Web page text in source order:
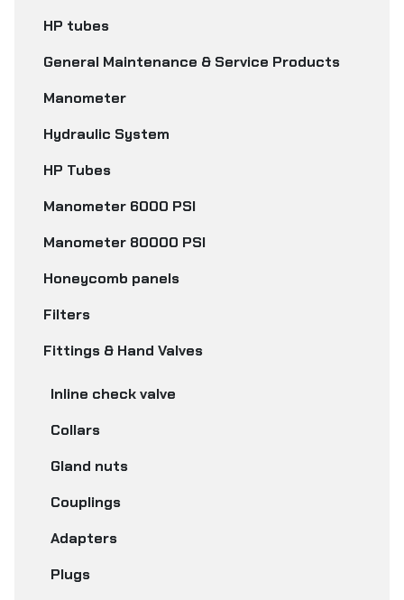
HP tubes
General Maintenance & Service Products
Manometer
Hydraulic System
HP Tubes
Manometer 6000 PSI
Manometer 80000 PSI
Honeycomb panels
Filters
Fittings & Hand Valves
Inline check valve
Collars
Gland nuts
Couplings
Adapters
Plugs